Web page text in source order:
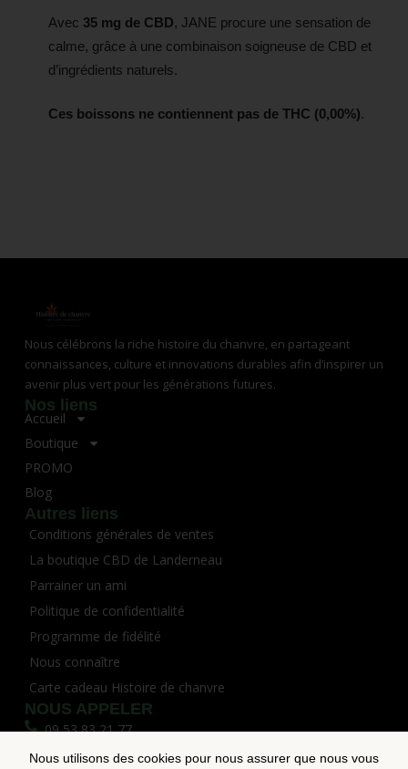
Nous utilisons des cookies pour nous assurer que nous vous
Avec 35 mg de CBD, JANE procure une sensation de
calme, grâce à une combinaison soigneuse de CBD et
d’ingrédients naturels.
Ces boissons ne contiennent pas de THC (0,00%).
Nous célébrons la riche histoire du chanvre, en partageant
connaissances, culture et innovations durables afin d’inspirer un
avenir plus vert pour les générations futures.
Nos liens
Accueil
Boutique
PROMO
Blog
Autres liens
Conditions générales de ventes
La boutique CBD de Landerneau
Parrainer un ami
Politique de confidentialité
Programme de fidélité
Nous connaître
Carte cadeau Histoire de chanvre
NOUS APPELER
09 53 83 21 77